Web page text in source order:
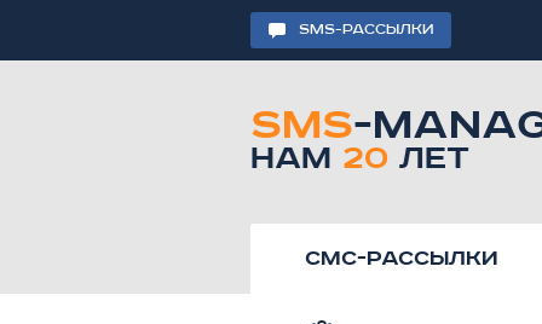
SMS-РАССЫЛКИ
SMS-
НАМ 20 ЛЕТ
смс-рассылки